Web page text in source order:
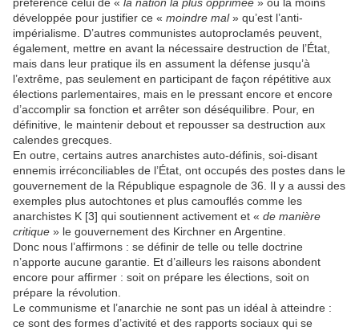
développée pour justifier ce « moindre mal» qu’est l’anti-
impérialisme. D’autres communistes autoproclamés peuvent,
également, mettre en avant la nécessaire destruction de l’État,
mais dans leur pratique ils en assument la défense jusqu’à
l’extrême, pas seulement en participant de façon répétitive aux
élections parlementaires, mais en le pressant encore et encore
d’accomplir sa fonction et arrêter son déséquilibre. Pour, en
définitive, le maintenir debout et repousser sa destruction aux
calendes grecques.
En outre, certains autres anarchistes auto-définis, soi-disant
ennemis irréconciliables de l’État, ont occupés des postes dans le
gouvernement de la République espagnole de 36. Il y a aussi des
exemples plus autochtones et plus camouflés comme les
anarchistes K [3] qui soutiennent activement et « de manière
critique » le gouvernement des Kirchner en Argentine.
Donc nous l’affirmons : se définir de telle ou telle doctrine
n’apporte aucune garantie. Et d’ailleurs les raisons abondent
encore pour affirmer : soit on prépare les élections, soit on
prépare la révolution.
Le communisme et l’anarchie ne sont pas un idéal à atteindre :
ce sont des formes d’activité et des rapports sociaux qui se